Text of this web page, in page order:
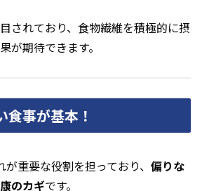
されており、食物繊維を積極的に摂
が期待できます。
食事が基本！
重要な役割を担っており、 偏りな
のカギです。